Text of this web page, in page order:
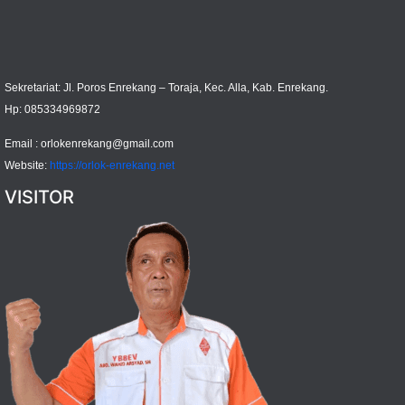
Sekretariat: Jl. Poros Enrekang – Toraja, Kec. Alla, Kab. Enrekang.
Hp: 085334969872
Email : orlokenrekang@gmail.com
Website: https://orlok-enrekang.net
VISITOR